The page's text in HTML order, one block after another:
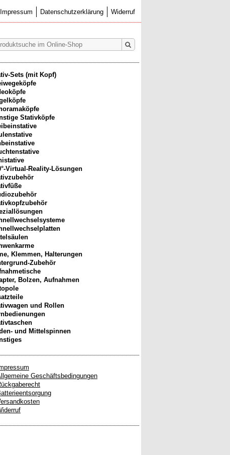
Impressum Datenschutzerklärung Widerruf
Sets (mit Kopf)
Stativköpfe
Virtual-Reality-Lösungen
Klemmen, Halterungen
Zubehör
Bolzen, Aufnahmen
und Rollen
und Mittelspinnen
Geschäftsbedingungen